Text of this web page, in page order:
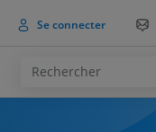
Se connecter